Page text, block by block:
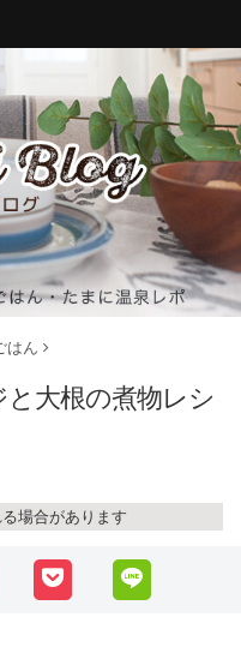
はん
大根の煮物レシ
場合があります